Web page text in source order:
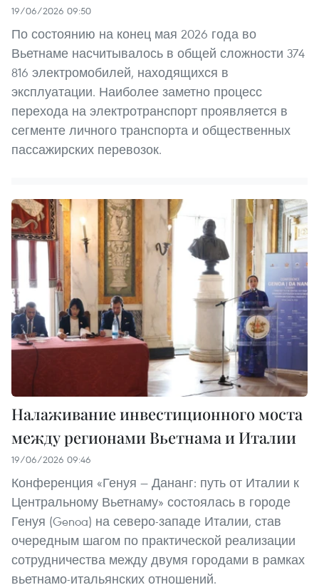
19/06/2026 09:50
По состоянию на конец мая 2026 года во
Вьетнаме насчитывалось в общей сложности 374
816 электромобилей, находящихся в
эксплуатации. Наиболее заметно процесс
перехода на электротранспорт проявляется в
сегменте личного транспорта и общественных
пассажирских перевозок.
Налаживание инвестиционного моста
между регионами Вьетнама и Италии
19/06/2026 09:46
Конференция «Генуя — Дананг: путь от Италии к
Центральному Вьетнаму» состоялась в городе
Генуя (Genoa) на северо-западе Италии, став
очередным шагом по практической реализации
сотрудничества между двумя городами в рамках
вьетнамо-итальянских отношений.